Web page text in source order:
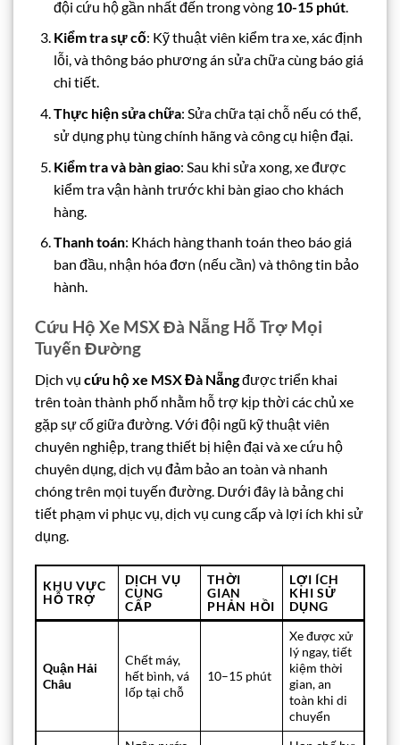
đội cứu hộ gần nhất đến trong vòng 10-15 phút.
Kiểm tra sự cố: Kỹ thuật viên kiểm tra xe, xác định
lỗi, và thông báo phương án sửa chữa cùng báo giá
chi tiết.
Thực hiện sửa chữa: Sửa chữa tại chỗ nếu có thể,
sử dụng phụ tùng chính hãng và công cụ hiện đại.
Kiểm tra và bàn giao: Sau khi sửa xong, xe được
kiểm tra vận hành trước khi bàn giao cho khách
hàng.
Thanh toán: Khách hàng thanh toán theo báo giá
ban đầu, nhận hóa đơn (nếu cần) và thông tin bảo
hành.
Cứu Hộ Xe MSX Đà Nẵng Hỗ Trợ Mọi
Tuyến Đường
Dịch vụ cứu hộ xe MSX Đà Nẵngđược triển khai
trên toàn thành phố nhằm hỗ trợ kịp thời các chủ xe
gặp sự cố giữa đường. Với đội ngũ kỹ thuật viên
chuyên nghiệp, trang thiết bị hiện đại và xe cứu hộ
chuyên dụng, dịch vụ đảm bảo an toàn và nhanh
chóng trên mọi tuyến đường. Dưới đây là bảng chi
tiết phạm vi phục vụ, dịch vụ cung cấp và lợi ích khi sử
dụng.
KHU VỰC
HỖ TRỢ
DỊCH VỤ
CUNG
CẤP
THỜI
GIAN
PHẢN HỒI
LỢI ÍCH
KHI SỬ
DỤNG
Quận Hải
Châu
Chết máy,
hết bình, vá
lốp tại chỗ
10–15 phút
Xe được xử
lý ngay, tiết
kiệm thời
gian, an
toàn khi di
chuyển